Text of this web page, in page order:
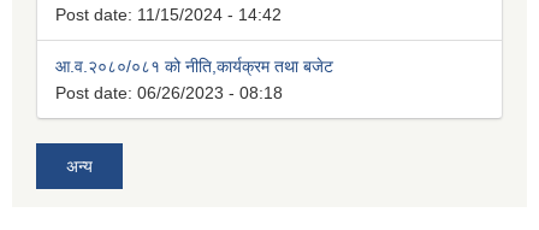
Post date: 11/15/2024 - 14:42
आ.व.२०८०/०८१ को नीति,कार्यक्रम तथा बजेट
Post date: 06/26/2023 - 08:18
अन्य